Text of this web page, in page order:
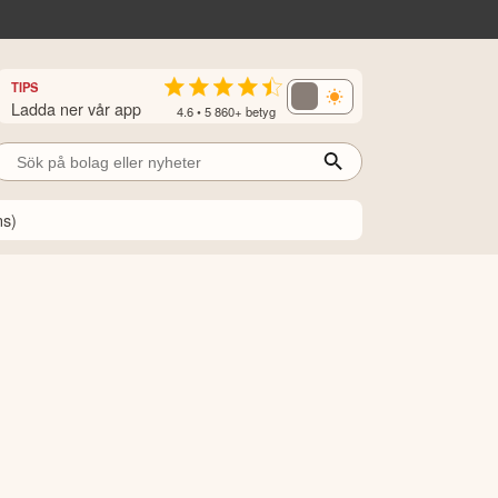
TIPS
Ladda ner vår app 4.6 • 5 860+ betyg